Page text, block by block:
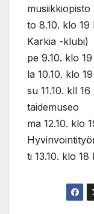
musiikkiopisto
to 8.10. klo
Karkia -klubi)
pe 9.10. klo
la 10.10. klo
su 11.10. kll
taidemuseo
ma 12.10. klo
ti 13.10. klo